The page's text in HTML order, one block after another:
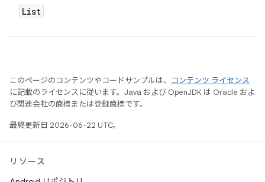
List
このページのコンテンツやコードサンプルは、
コンテンツ ライセンス
に記載のライセンスに従います。Java および OpenJDK は Oracle およ
び関連会社の商標または登録商標です。
最終更新日 2026-06-22 UTC。
リソース